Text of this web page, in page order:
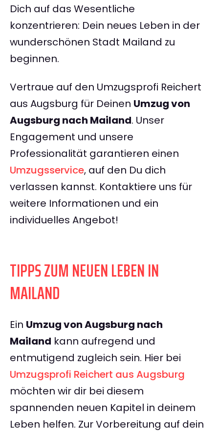
Dich auf das Wesentliche
konzentrieren: Dein neues Leben in der
wunderschönen Stadt Mailand zu
beginnen.
Vertraue auf den Umzugsprofi Reichert
aus Augsburg für Deinen Umzug von
Augsburg nach Mailand. Unser
Engagement und unsere
Professionalität garantieren einen
Umzugsservice, auf den Du dich
verlassen kannst. Kontaktiere uns für
weitere Informationen und ein
individuelles Angebot!
TIPPS ZUM NEUEN LEBEN IN
MAILAND
Ein Umzug von Augsburg nach
Mailand kann aufregend und
entmutigend zugleich sein. Hier bei
Umzugsprofi Reichert aus Augsburg
möchten wir dir bei diesem
spannenden neuen Kapitel in deinem
Leben helfen. Zur Vorbereitung auf dein